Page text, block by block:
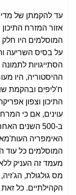
אזור המזרח
המוסלמים היו
על בסיס השריעה
הסתייגויות
ההיסטוריה, היו
ח'ליפים ובהקמת
התיכון וצפון
עוינים, אם כי
ב-500 השנים
האימפריה
המוסלמים כל עוד
מעמד זה העניק
מס גולגולת,
הקהילתיים. כל